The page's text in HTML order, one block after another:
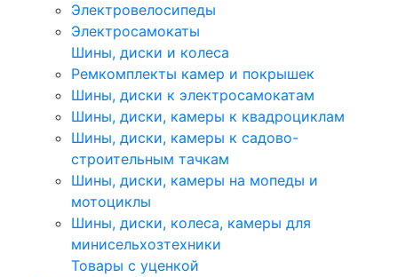
Электровелосипеды
Электросамокаты
Шины, диски и колеса
Ремкомплекты камер и покрышек
Шины, диски к электросамокатам
Шины, диски, камеры к квадроциклам
Шины, диски, камеры к садово-
строительным тачкам
Шины, диски, камеры на мопеды и
мотоциклы
Шины, диски, колеса, камеры для
минисельхозтехники
Товары с уценкой